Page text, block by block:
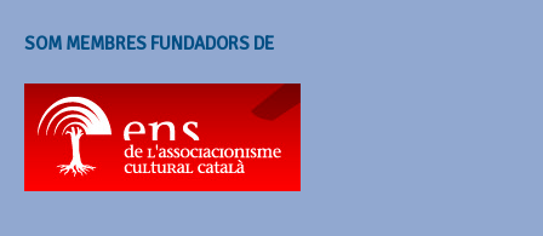
SOM MEMBRES FUNDADORS DE